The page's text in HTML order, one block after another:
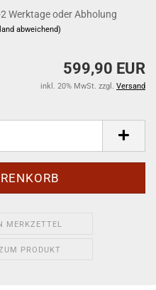
Werktage oder Abholung
abweichend)
599,90 EUR
inkl. 20% MwSt. zzgl. Versand
MERKZETTEL
PRODUKT